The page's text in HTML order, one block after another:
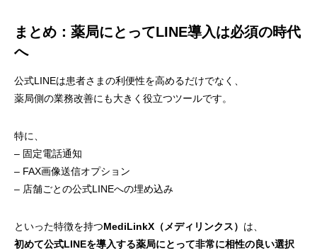
まとめ：薬局にとってLINE導入は必須の時代
へ
公式LINEは患者さまの利便性を高めるだけでなく、
薬局側の業務改善にも大きく役立つツールです。
特に、
– 固定電話通知
– FAX画像送信オプション
– 店舗ごとの公式LINEへの埋め込み
といった特徴を持つMediLinkX（メディリンクス） は、
初めて公式LINEを導入する薬局にとって非常に相性の良い選択